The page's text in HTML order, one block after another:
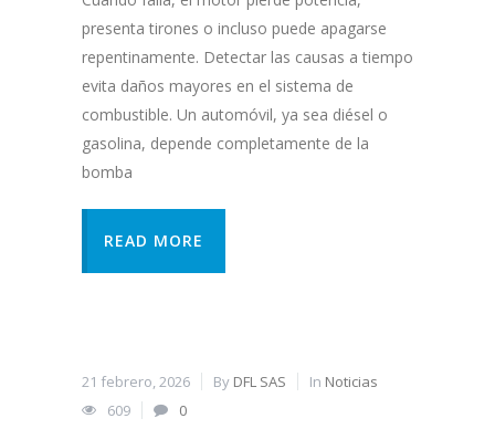
presenta tirones o incluso puede apagarse
repentinamente. Detectar las causas a tiempo
evita daños mayores en el sistema de
combustible. Un automóvil, ya sea diésel o
gasolina, depende completamente de la
bomba
READ MORE
21 febrero, 2026 By DFL SAS In Noticias
609
0